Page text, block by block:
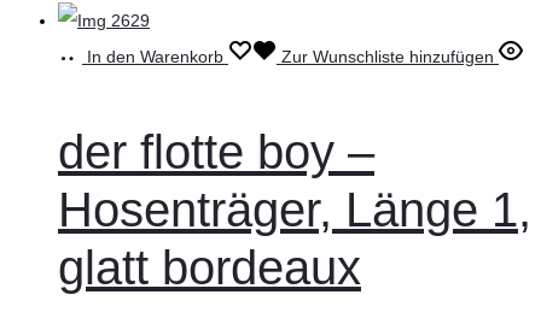
In den Warenkorb Zur Wunschliste hinzufügen
der flotte boy –
Hosenträger, Länge 1,
glatt bordeaux